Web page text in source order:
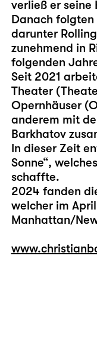
verließ er seine
Danach
darunter
zunehmend in
folgenden
Seit 2021
Theater
Opernhäuser
anderem mit
Barkhatov
In dieser Zeit
Sonne“,
schaffte.
2024 fanden
welcher im
Manhattan/